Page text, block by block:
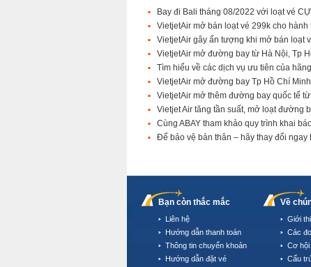
Bay đi Bali tháng 08/2022 với loạt vé
VietjetAir mở bán loạt vé 299k cho
VietjetAir gây ấn tượng khi mở bán loạt
VietjetAir mở đường bay từ Hà Nội, Tp
Tìm hiểu về các dịch vụ ưu tiên của
VietjetAir mở đường bay Tp Hồ Chí
VietjetAir mở thêm đường bay quốc tế
Vietjet Air tăng tần suất, mở loạt đường
Cùng ABAY tham khảo quy trình khai
Để bảo vệ bản thân – hãy thay đổi
Bạn còn thắc mắc
Liên hệ
Hướng dẫn thanh toán
Thông tin chuyển khoản
Hướng dẫn đặt vé
Về
Giới
Các
Cơ
Cấu